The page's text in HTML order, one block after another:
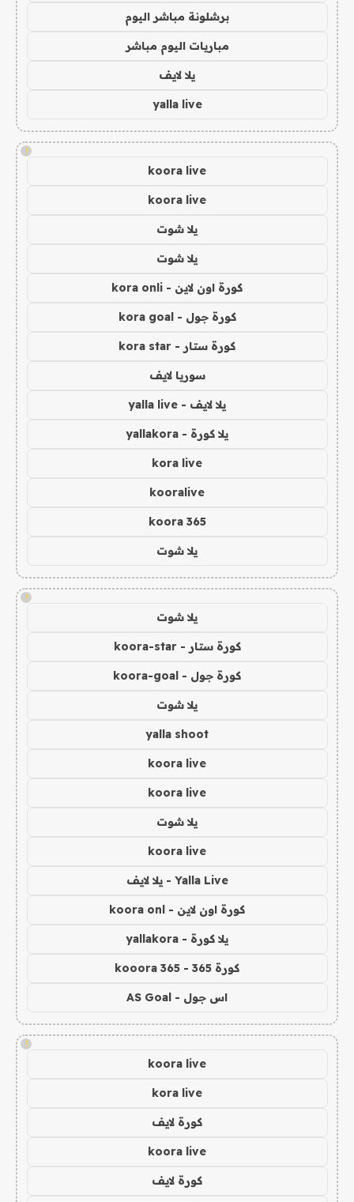
برشلونة مباشر اليوم
مباريات اليوم مباشر
يلا لايف
yalla live
!
koora live
koora live
يلا شوت
يلا شوت
كورة اون لاين - kora onli
كورة جول - kora goal
كورة ستار - kora star
سوريا لايف
يلا لايف - yalla live
يلا كورة - yallakora
kora live
kooralive
koora 365
يلا شوت
!
يلا شوت
كورة ستار - koora-star
كورة جول - koora-goal
يلا شوت
yalla shoot
koora live
koora live
يلا شوت
koora live
Yalla Live - يلا لايف
كورة اون لاين - koora onl
يلا كورة - yallakora
كورة 365 - kooora 365
اس جول - AS Goal
!
koora live
kora live
كورة لايف
koora live
كورة لايف